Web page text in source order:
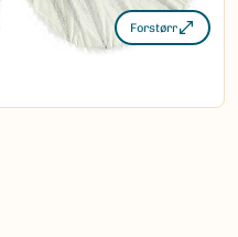
Forstørr